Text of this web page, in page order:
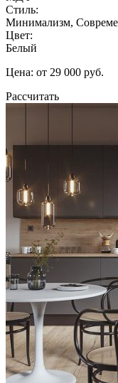
Стиль:
Минимализм,
Цвет:
Белый
Цена: от 29 000 руб.
Рассчитать